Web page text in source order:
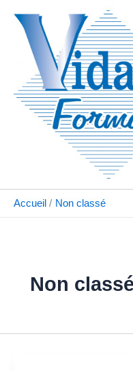
contenu
Accueil Non classé
Non classé